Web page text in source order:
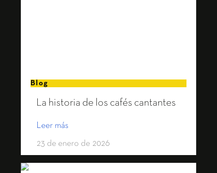
Blog
La historia de los cafés cantantes
Leer más
23 de enero de 2026